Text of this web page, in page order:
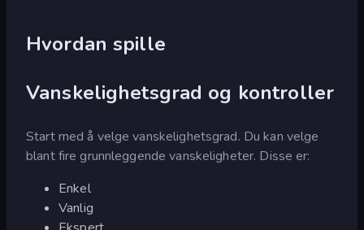
Hvordan spille
Vanskelighetsgrad og kontroller
Start med å velge vanskelighetsgrad. Du kan velge
blant fire grunnleggende vanskeligheter. Disse er:
Enkel
Vanlig